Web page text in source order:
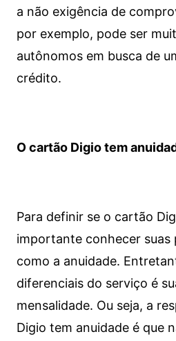
a não exigência de
por exemplo, pode ser
autônomos em busca de
crédito.
O cartão Digio tem
Para definir se o cartão
importante conhecer suas
como a anuidade.
diferenciais do serviço é
mensalidade. Ou seja, a
Digio tem anuidade é que